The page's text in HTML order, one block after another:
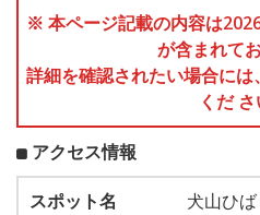
※ 本ページ記載の内容は
が含まれて
詳細を確認されたい場合に
くだ さ
アクセス情報
スポット名
犬山ひ